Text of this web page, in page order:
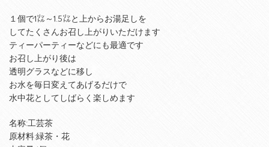
１個で1㍑～1.5㍑と上からお湯足しを
してたくさんお召し上がりいただけます
ティーパーティーなどにも最適です
お召し上がり後は
透明グラスなどに移し
お水を毎日変えてあげるだけで
水中花としてしばらく楽しめます
名称:工芸茶
原材料:緑茶・花